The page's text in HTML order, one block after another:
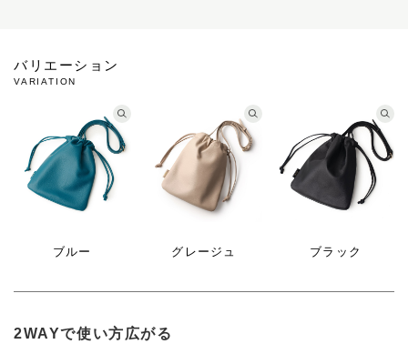
バリエーション
VARIATION
ブルー グレージュ ブラック
2WAYで使い方広がる